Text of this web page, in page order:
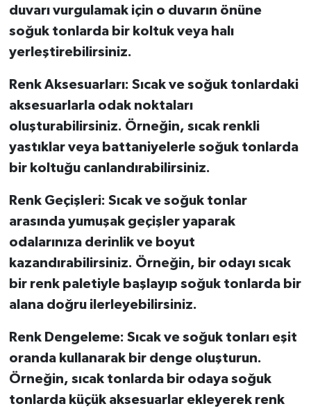
duvarı vurgulamak için o duvarın önüne
soğuk tonlarda bir koltuk veya halı
yerleştirebilirsiniz.
Renk Aksesuarları: Sıcak ve soğuk tonlardaki
aksesuarlarla odak noktaları
oluşturabilirsiniz. Örneğin, sıcak renkli
yastıklar veya battaniyelerle soğuk tonlarda
bir koltuğu canlandırabilirsiniz.
Renk Geçişleri: Sıcak ve soğuk tonlar
arasında yumuşak geçişler yaparak
odalarınıza derinlik ve boyut
kazandırabilirsiniz. Örneğin, bir odayı sıcak
bir renk paletiyle başlayıp soğuk tonlarda bir
alana doğru ilerleyebilirsiniz.
Renk Dengeleme: Sıcak ve soğuk tonları eşit
oranda kullanarak bir denge oluşturun.
Örneğin, sıcak tonlarda bir odaya soğuk
tonlarda küçük aksesuarlar ekleyerek renk